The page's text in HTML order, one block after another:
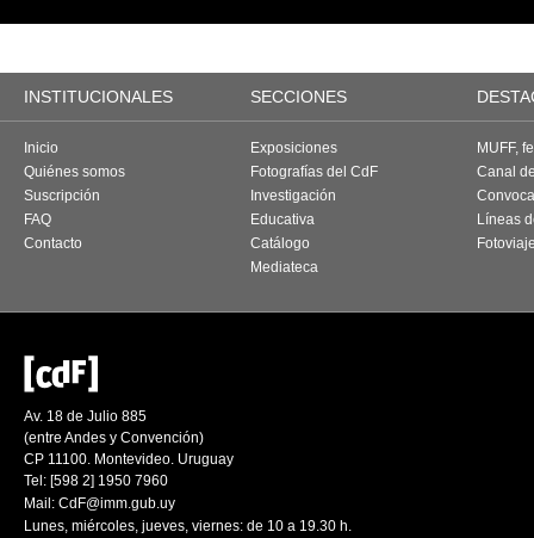
INSTITUCIONALES SECCIONES
Inicio
Quiénes somos
Suscripción
FAQ
Contacto
Exposiciones
Fotografías del CdF
Investigación
Educativa
Catálogo
Mediateca
MUFF,
Canal
Líneas
Av. 18 de Julio 885
(entre Andes y Convención)
CP 11100. Montevideo. Uruguay
Tel: [598 2] 1950 7960
Mail: CdF@imm.gub.uy
Lunes, miércoles, jueves, viernes: de 10 a 19.30 h.